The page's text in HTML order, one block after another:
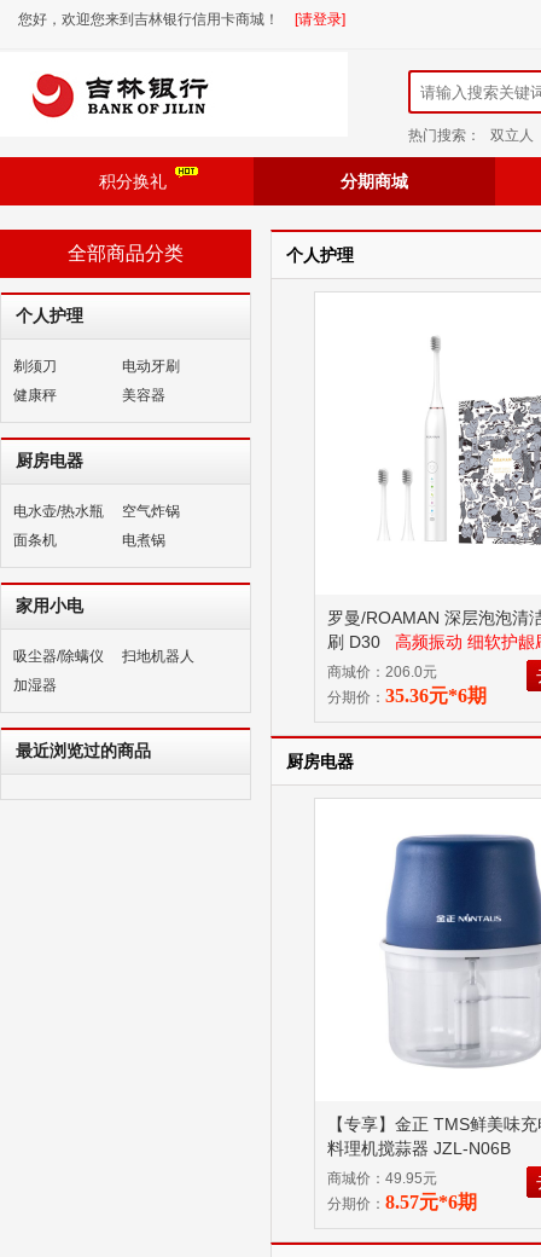
您好，欢迎您来到吉林银行信用卡商城！ [请登录]
热门搜索： 双立人
积分换礼 分期商城
全部商品分类
个人护理
剃须刀
电动牙刷
健康秤
美容器
厨房电器
电水壶/热水瓶
空气炸锅
面条机
电煮锅
家用小电
吸尘器/除螨仪
扫地机器人
加湿器
最近浏览过的商品
个人护理
罗曼/ROAMAN 深层泡泡清
刷 D30
高频振动 细软护龈
商城价：206.0元
分期价： 35.36元*6期
厨房电器
【专享】金正 TMS鲜美味
料理机搅蒜器 JZL-N06B
商城价：49.95元
分期价： 8.57元*6期